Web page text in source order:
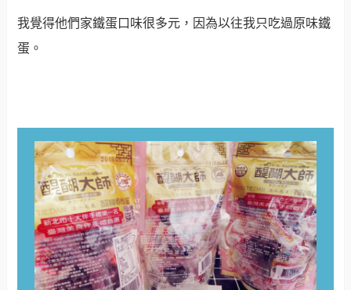
我覺得他們家鐵蛋口味很多元，因為以往我只吃過原味鐵
蛋 。